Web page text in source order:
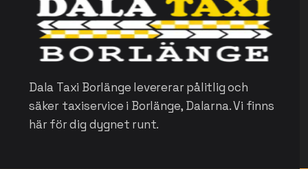
Dala Taxi Borlänge levererar pålitlig och
säker taxiservice i Borlänge, Dalarna. Vi finns
här för dig dygnet runt.